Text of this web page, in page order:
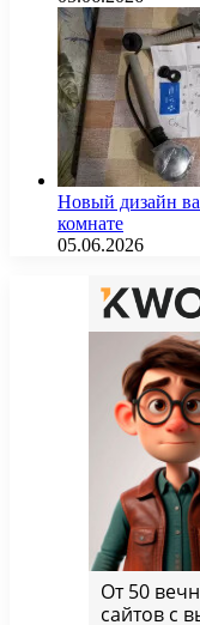
Новый дизайн
комнате
05.06.2026